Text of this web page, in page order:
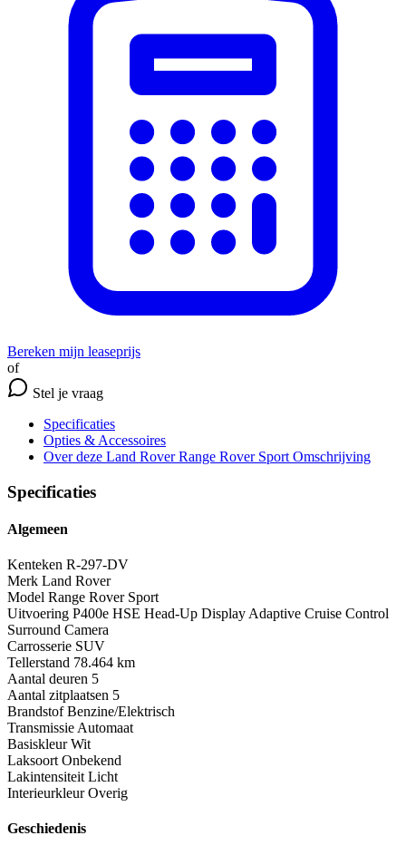
Bereken mijn leaseprijs
of
Stel je vraag
Specificaties
Opties & Accessoires
Over deze Land Rover Range Rover Sport Omschrijving
Specificaties
Algemeen
Kenteken R-297-DV
Merk Land Rover
Model Range Rover Sport
Uitvoering P400e HSE Head-Up Display Adaptive Cruise Control
Surround Camera
Carrosserie SUV
Tellerstand 78.464 km
Aantal deuren 5
Aantal zitplaatsen 5
Brandstof Benzine/Elektrisch
Transmissie Automaat
Basiskleur Wit
Laksoort Onbekend
Lakintensiteit Licht
Interieurkleur Overig
Geschiedenis